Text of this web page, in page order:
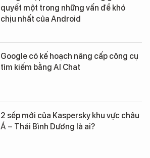
quyết một trong những vấn đề khó
chịu nhất của Android
Google có kế hoạch nâng cấp công cụ
tìm kiếm bằng AI Chat
2 sếp mới của Kaspersky khu vực châu
Á – Thái Bình Dương là ai?